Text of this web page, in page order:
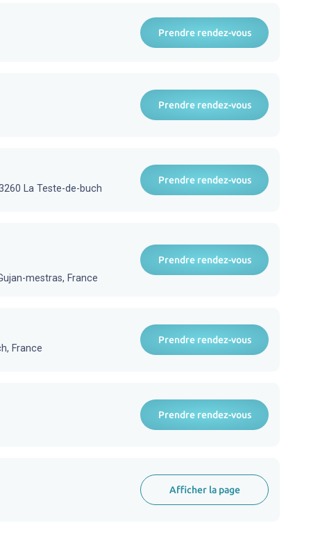
Prendre rendez-vous
Prendre rendez-vous
La Teste-de-buch
Prendre rendez-vous
mestras, France
Prendre rendez-vous
France
Prendre rendez-vous
Prendre rendez-vous
Afficher la page